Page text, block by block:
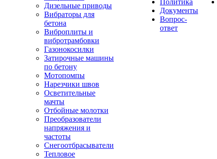
Дизельные приводы
Вибраторы для
бетона
Виброплиты и
вибротрамбовки
Газонокосилки
Затирочные машины
по бетону
Мотопомпы
Нарезчики швов
Осветительные
мачты
Отбойные молотки
Преобразователи
напряжения и
частоты
Снегоотбрасыватели
Тепловое
Политика
Документы
Вопрос-
ответ